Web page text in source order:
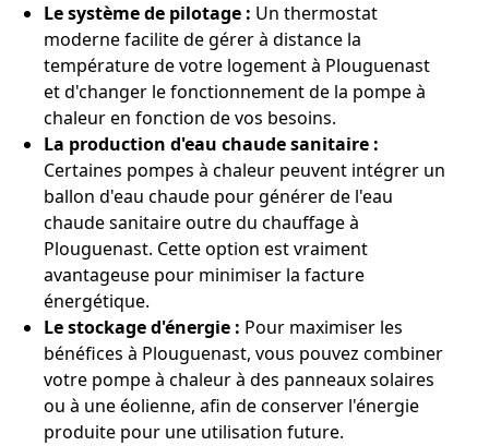
Le système de pilotage : Un thermostat
moderne facilite de gérer à distance la
température de votre logement à Plouguenast
et d'changer le fonctionnement de la pompe à
chaleur en fonction de vos besoins.
La production d'eau chaude sanitaire :
Certaines pompes à chaleur peuvent intégrer un
ballon d'eau chaude pour générer de l'eau
chaude sanitaire outre du chauffage à
Plouguenast. Cette option est vraiment
avantageuse pour minimiser la facture
énergétique.
Le stockage d'énergie : Pour maximiser les
bénéfices à Plouguenast, vous pouvez combiner
votre pompe à chaleur à des panneaux solaires
ou à une éolienne, afin de conserver l'énergie
produite pour une utilisation future.